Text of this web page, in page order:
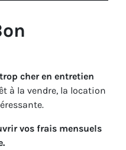
cher en entretien
à la vendre, la location
vos frais mensuels